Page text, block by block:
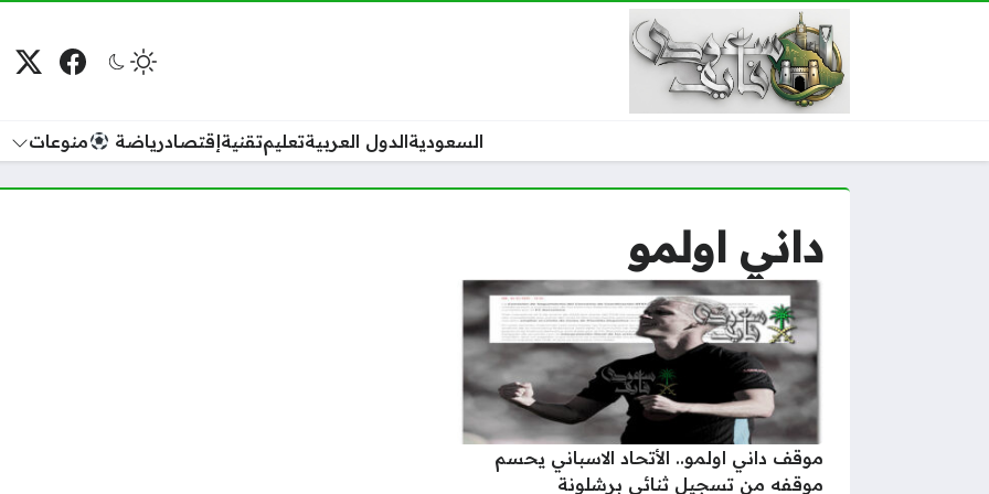
فيسبوك
السعوديةالدول العربيةتعليمتقنيةإقتصادرياضة منوعات
داني اولمو
موقف داني اولمو.. الأتحاد الاسباني يحسم
موقفه من تسجيل ثنائي برشلونة